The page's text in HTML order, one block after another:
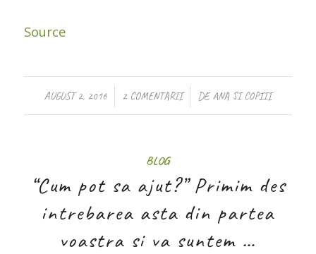
Source
AUGUST 2, 2016
/ 2 COMENTARII
/ DE ANA SI COPIII
BLOG
“Cum pot sa ajut?” Primim des
intrebarea asta din partea
voastra si va suntem …